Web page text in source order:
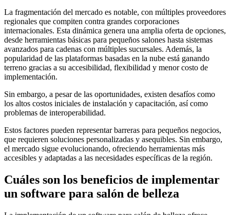
La fragmentación del mercado es notable, con múltiples proveedores
regionales que compiten contra grandes corporaciones
internacionales. Esta dinámica genera una amplia oferta de opciones,
desde herramientas básicas para pequeños salones hasta sistemas
avanzados para cadenas con múltiples sucursales. Además, la
popularidad de las plataformas basadas en la nube está ganando
terreno gracias a su accesibilidad, flexibilidad y menor costo de
implementación.
Sin embargo, a pesar de las oportunidades, existen desafíos como
los altos costos iniciales de instalación y capacitación, así como
problemas de interoperabilidad.
Estos factores pueden representar barreras para pequeños negocios,
que requieren soluciones personalizadas y asequibles. Sin embargo,
el mercado sigue evolucionando, ofreciendo herramientas más
accesibles y adaptadas a las necesidades específicas de la región.
Cuáles son los beneficios de implementar
un software para salón de belleza